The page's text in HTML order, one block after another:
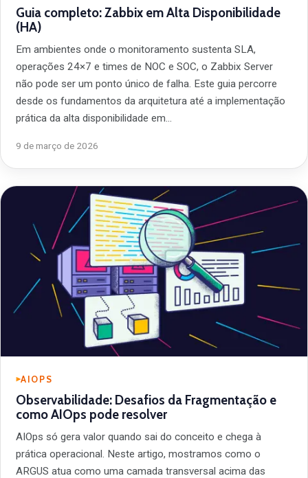
Guia completo: Zabbix em Alta Disponibilidade
(HA)
Em ambientes onde o monitoramento sustenta SLA,
operações 24×7 e times de NOC e SOC, o Zabbix Server
não pode ser um ponto único de falha. Este guia percorre
desde os fundamentos da arquitetura até a implementação
prática da alta disponibilidade em…
9 de março de 2026
AIOPS
Observabilidade: Desafios da Fragmentação e
como AIOps pode resolver
AIOps só gera valor quando sai do conceito e chega à
prática operacional. Neste artigo, mostramos como o
ARGUS atua como uma camada transversal acima das